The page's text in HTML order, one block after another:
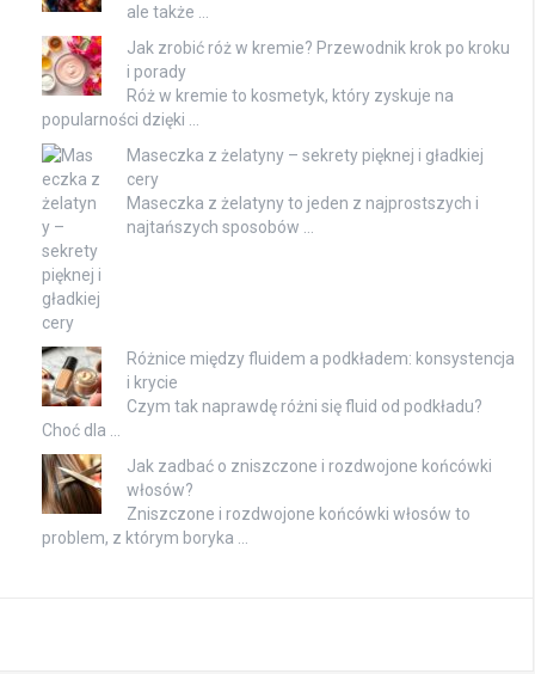
ale także …
Jak zrobić róż w kremie? Przewodnik krok po kroku
i porady
Róż w kremie to kosmetyk, który zyskuje na
popularności dzięki …
Maseczka z żelatyny – sekrety pięknej i gładkiej
cery
Maseczka z żelatyny to jeden z najprostszych i
najtańszych sposobów …
Różnice między fluidem a podkładem: konsystencja
i krycie
Czym tak naprawdę różni się fluid od podkładu?
Choć dla …
Jak zadbać o zniszczone i rozdwojone końcówki
włosów?
Zniszczone i rozdwojone końcówki włosów to
problem, z którym boryka …